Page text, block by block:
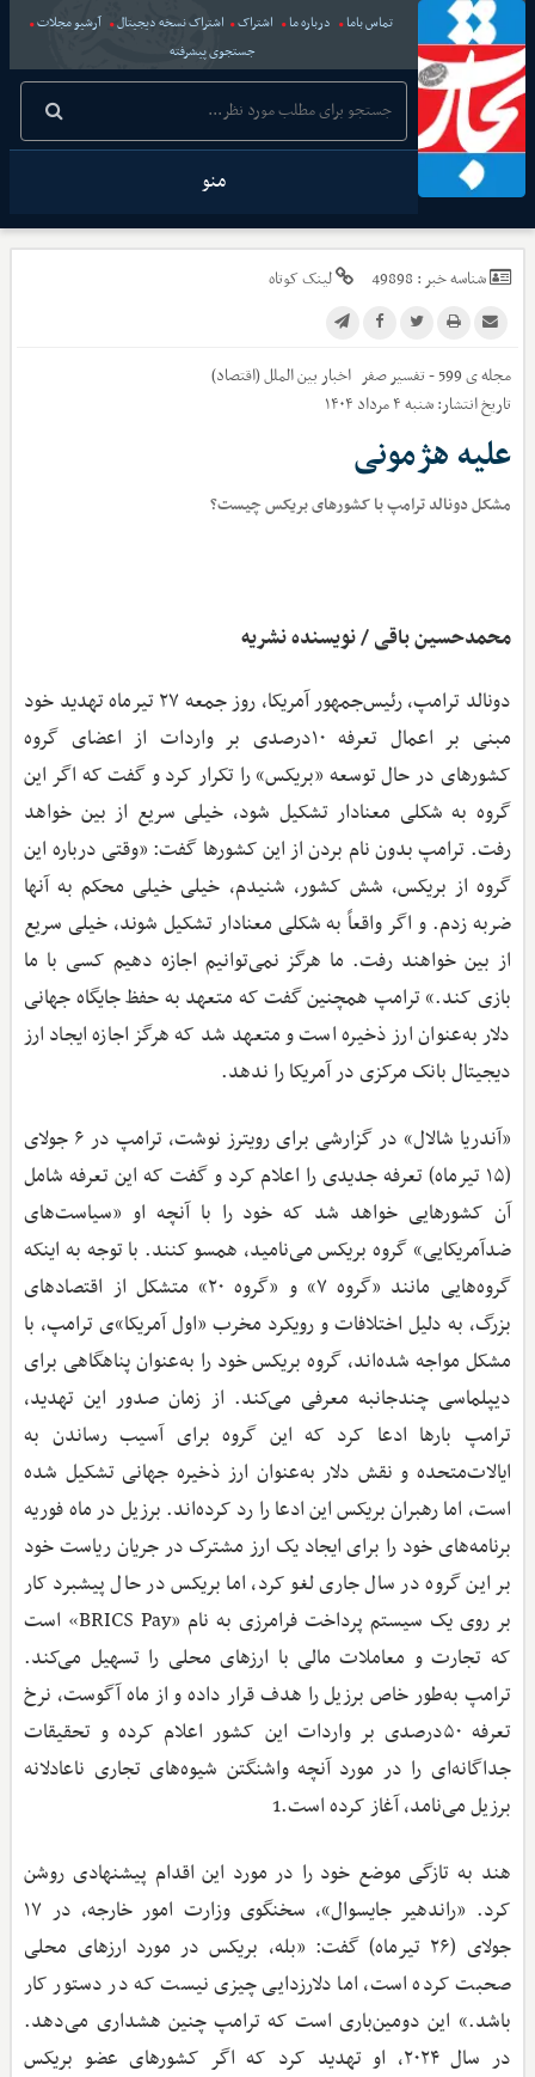
تماس باما درباره ما اشتراک اشتراک نسخه دیجیتال
آرشیو مجلات
جستجوی پیشرفته
منو
شناسه خبر : 49898 لینک کوتاه
مجله ی 599 - تفسیر صفر اخباربین الملل (اقتصاد)
تاریخ انتشار:شنبه ۴ مرداد ۱۴۰۴
علیه هژمونی
مشکل دونالد ترامپ با کشورهای بریکس چیست؟
محمدحسین باقی / نویسنده نشریه
دونالد ترامپ، رئیس‌جمهور آمریکا، روز جمعه ۲۷ تیرماه تهدید خود
مبنی بر اعمال تعرفه ۱۰درصدی بر واردات از اعضای گروه
کشورهای در حال‌ توسعه «بریکس» را تکرار کرد و گفت که اگر این
گروه به شکلی معنادار تشکیل شود، خیلی سریع از بین خواهد
رفت. ترامپ بدون نام بردن از این کشورها گفت: «وقتی درباره این
گروه از بریکس، شش کشور، شنیدم، خیلی خیلی محکم به آنها
ضربه زدم. و اگر واقعاً به شکلی معنادار تشکیل شوند، خیلی سریع
از بین خواهند رفت. ما هرگز نمی‌توانیم اجازه دهیم کسی با ما
بازی کند.» ترامپ همچنین گفت که متعهد به حفظ جایگاه جهانی
دلار به‌عنوان ارز ذخیره است و متعهد شد که هرگز اجازه ایجاد ارز
دیجیتال بانک مرکزی در آمریکا را ندهد.
«آندریا شالال» در گزارشی برای رویترز نوشت، ترامپ در ۶ جولای
(۱۵ تیرماه) تعرفه جدیدی را اعلام کرد و گفت که این تعرفه شامل
آن کشورهایی خواهد شد که خود را با آنچه او «سیاست‌های
ضدآمریکایی» گروه بریکس می‌نامید، همسو کنند. با توجه به اینکه
گروه‌هایی مانند «گروه ۷» و «گروه ۲۰» متشکل از اقتصادهای
بزرگ، به دلیل اختلافات و رویکرد مخرب «اول آمریکا»ی ترامپ، با
مشکل مواجه شده‌اند، گروه بریکس خود را به‌عنوان پناهگاهی برای
دیپلماسی چندجانبه معرفی می‌کند. از زمان صدور این تهدید،
ترامپ بارها ادعا کرد که این گروه برای آسیب رساندن به
ایالات‌متحده و نقش دلار به‌عنوان ارز ذخیره جهانی تشکیل شده
است، اما رهبران بریکس این ادعا را رد کرده‌اند. برزیل در ماه فوریه
برنامه‌های خود را برای ایجاد یک ارز مشترک در جریان ریاست خود
بر این گروه در سال جاری لغو کرد، اما بریکس در حال پیشبرد کار
بر روی یک سیستم پرداخت فرامرزی به نام «BRICS Pay» است
که تجارت و معاملات مالی با ارزهای محلی را تسهیل می‌کند.
ترامپ به‌طور خاص برزیل را هدف قرار داده و از ماه آگوست، نرخ
تعرفه ۵۰درصدی بر واردات این کشور اعلام کرده و تحقیقات
جداگانه‌ای را در مورد آنچه واشنگتن شیوه‌های تجاری ناعادلانه
برزیل می‌نامد، آغاز کرده است.1
هند به‌ تازگی موضع خود را در مورد این اقدام پیشنهادی روشن
کرد. «راندهیر جایسوال»، سخنگوی وزارت امور خارجه، در ۱۷
جولای (۲۶ تیرماه) گفت: «بله، بریکس در مورد ارزهای محلی
صحبت کرده است، اما دلارزدایی چیزی نیست که در دستور کار
باشد.» این دومین‌باری است که ترامپ چنین هشداری می‌دهد.
در سال ۲۰۲۴، او تهدید کرد که اگر کشورهای عضو بریکس